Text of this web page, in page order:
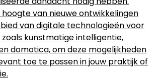
hoogte van nieuwe ontwikkelingen
van digitale technologieën voor
zoals kunstmatige intelligentie,
domotica, om deze mogelijkheden
toe te passen in jouw praktijk of